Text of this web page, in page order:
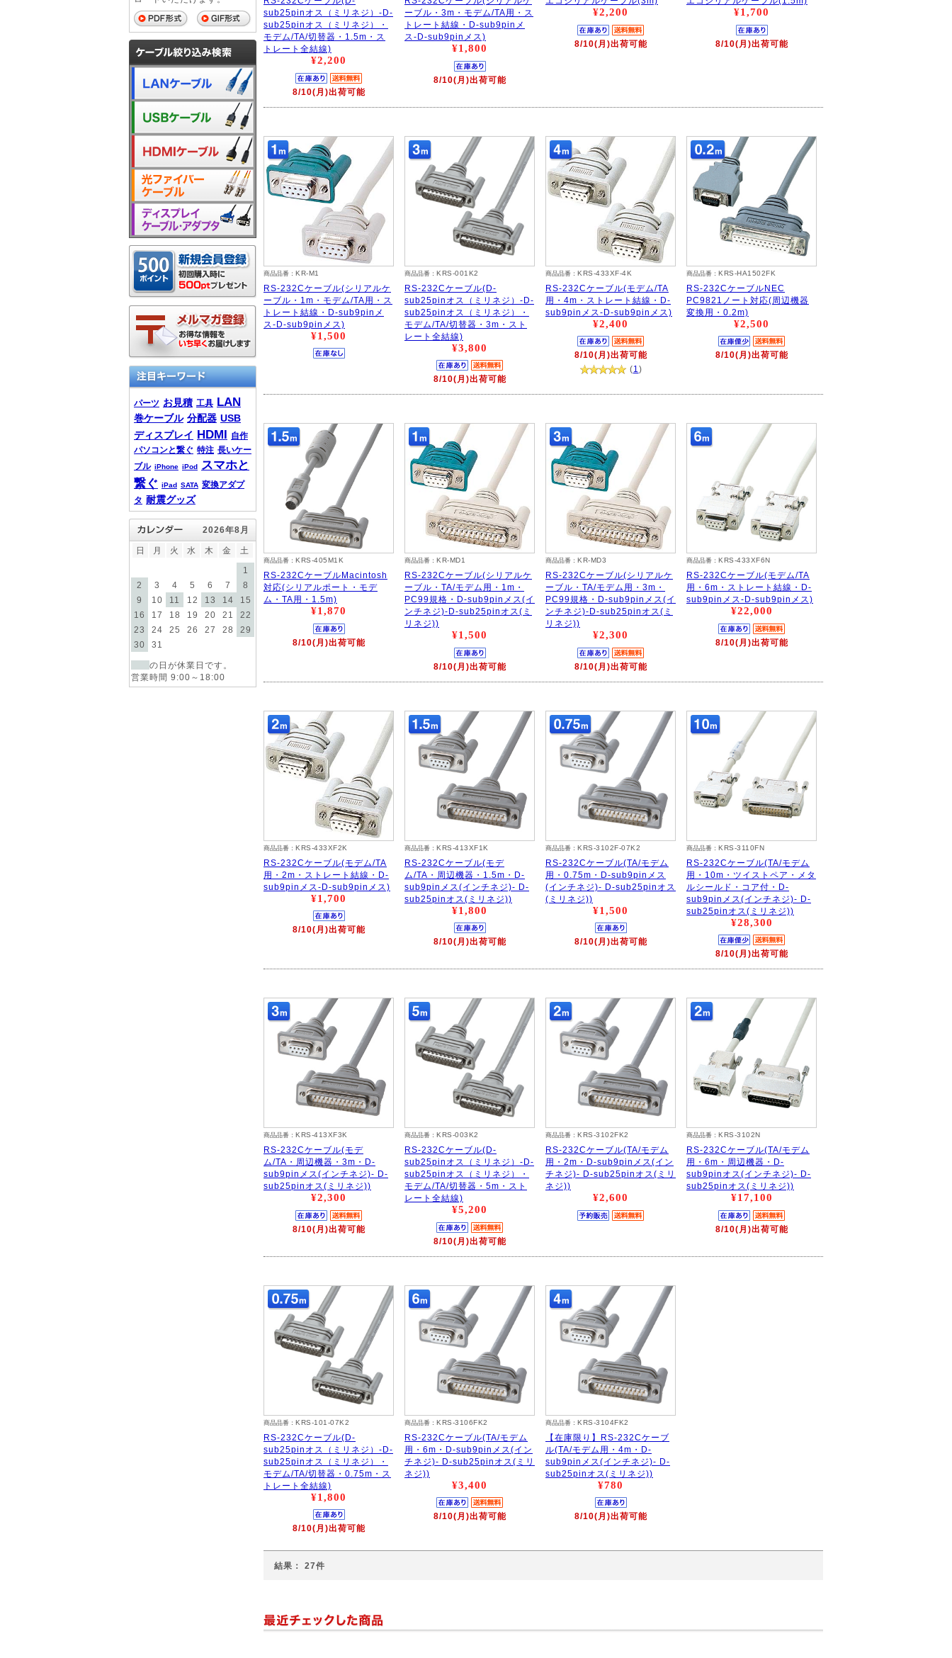
パーツ お見積 工具 LAN
巻ケーブル 分配器 USB
ディスプレイ HDMI 自作
パソコンと繋ぐ 特注 長いケー
ブル iPhone iPod スマホと
繋ぐ iPad SATA 変換アダプ
タ 耐震グッズ
2026年8月
日 月 火 水 木 金 土
1
2
3 4 5 6 7
8
9
10 11 12 13 14
15
16
17 18 19 20 21
22
23
24 25 26 27 28
29
30
31
の日が休業日です。
営業時間 9:00～18:00
sub25pinオス（ミリネジ）-D-
sub25pinオス（ミリネジ）・
モデム/TA/切替器・1.5m・ス
トレート全結線)
¥2,200
8/10(月)出荷可能
ーブル・3m・モデム/TA用・ス
トレート結線・D-sub9pinメ
ス-D-sub9pinメス)
¥1,800
8/10(月)出荷可能
¥2,200
8/10(月)出荷可能
¥1,700
8/10(月)出荷可能
商品品番： KR-M1
RS-232Cケーブル(シリアルケ
ーブル・1m・モデム/TA用・ス
トレート結線・D-sub9pinメ
ス-D-sub9pinメス)
¥1,500
商品品番： KRS-001K2
RS-232Cケーブル(D-
sub25pinオス（ミリネジ）-D-
sub25pinオス（ミリネジ）・
モデム/TA/切替器・3m・スト
レート全結線)
¥3,800
8/10(月)出荷可能
商品品番： KRS-433XF-4K
RS-232Cケーブル(モデム/TA
用・4m・ストレート結線・D-
sub9pinメス-D-sub9pinメス)
¥2,400
8/10(月)出荷可能
(1 )
商品品番： KRS-HA1502FK
RS-232CケーブルNEC
PC9821ノート対応(周辺機器
変換用・0.2m)
¥2,500
8/10(月)出荷可能
商品品番： KRS-405M1K
RS-232CケーブルMacintosh
対応(シリアルポート・モデ
ム・TA用・1.5m)
¥1,870
8/10(月)出荷可能
商品品番： KR-MD1
RS-232Cケーブル(シリアルケ
ーブル・TA/モデム用・1m・
PC99規格・D-sub9pinメス(イ
ンチネジ)-D-sub25pinオス(ミ
リネジ))
¥1,500
8/10(月)出荷可能
商品品番： KR-MD3
RS-232Cケーブル(シリアルケ
ーブル・TA/モデム用・3m・
PC99規格・D-sub9pinメス(イ
ンチネジ)-D-sub25pinオス(ミ
リネジ))
¥2,300
8/10(月)出荷可能
商品品番： KRS-433XF6N
RS-232Cケーブル(モデム/TA
用・6m・ストレート結線・D-
sub9pinメス-D-sub9pinメス)
¥22,000
8/10(月)出荷可能
商品品番： KRS-433XF2K
RS-232Cケーブル(モデム/TA
用・2m・ストレート結線・D-
sub9pinメス-D-sub9pinメス)
¥1,700
8/10(月)出荷可能
商品品番： KRS-413XF1K
RS-232Cケーブル(モデ
ム/TA・周辺機器・1.5m・D-
sub9pinメス(インチネジ)- D-
sub25pinオス(ミリネジ))
¥1,800
8/10(月)出荷可能
商品品番： KRS-3102F-07K2
RS-232Cケーブル(TA/モデム
用・0.75m・D-sub9pinメス
(インチネジ)- D-sub25pinオス
(ミリネジ))
¥1,500
8/10(月)出荷可能
商品品番： KRS-3110FN
RS-232Cケーブル(TA/モデム
用・10m・ツイストペア・メタ
ルシールド・コア付・D-
sub9pinメス(インチネジ)- D-
sub25pinオス(ミリネジ))
¥28,300
8/10(月)出荷可能
商品品番： KRS-413XF3K
RS-232Cケーブル(モデ
ム/TA・周辺機器・3m・D-
sub9pinメス(インチネジ)- D-
sub25pinオス(ミリネジ))
¥2,300
8/10(月)出荷可能
商品品番： KRS-003K2
RS-232Cケーブル(D-
sub25pinオス（ミリネジ）-D-
sub25pinオス（ミリネジ）・
モデム/TA/切替器・5m・スト
レート全結線)
¥5,200
8/10(月)出荷可能
商品品番： KRS-3102FK2
RS-232Cケーブル(TA/モデム
用・2m・D-sub9pinメス(イン
チネジ)- D-sub25pinオス(ミリ
ネジ))
¥2,600
商品品番： KRS-3102N
RS-232Cケーブル(TA/モデム
用・6m・周辺機器・D-
sub9pinオス(インチネジ)- D-
sub25pinオス(ミリネジ))
¥17,100
8/10(月)出荷可能
商品品番： KRS-101-07K2
RS-232Cケーブル(D-
sub25pinオス（ミリネジ）-D-
sub25pinオス（ミリネジ）・
モデム/TA/切替器・0.75m・ス
トレート全結線)
¥1,800
8/10(月)出荷可能
商品品番： KRS-3106FK2
RS-232Cケーブル(TA/モデム
用・6m・D-sub9pinメス(イン
チネジ)- D-sub25pinオス(ミリ
ネジ))
¥3,400
8/10(月)出荷可能
商品品番： KRS-3104FK2
【在庫限り】RS-232Cケーブ
ル(TA/モデム用・4m・D-
sub9pinメス(インチネジ)- D-
sub25pinオス(ミリネジ))
¥780
8/10(月)出荷可能
結果： 27件